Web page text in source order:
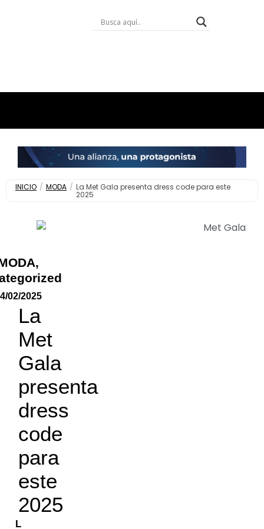
INICIO / MODA / La Met Gala presenta dress code para este
2025
,
02/2025
La
Met
Gala
presenta
dress
code
para
este
2025
L